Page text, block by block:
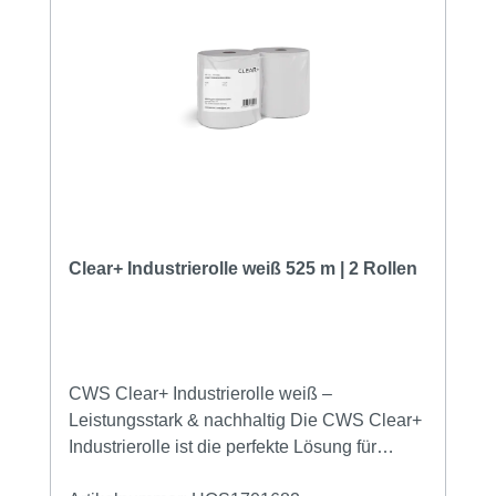
Clear+ Industrierolle weiß 525 m | 2 Rollen
CWS Clear+ Industrierolle weiß –
Leistungsstark & nachhaltig Die CWS Clear+
Industrierolle ist die perfekte Lösung für